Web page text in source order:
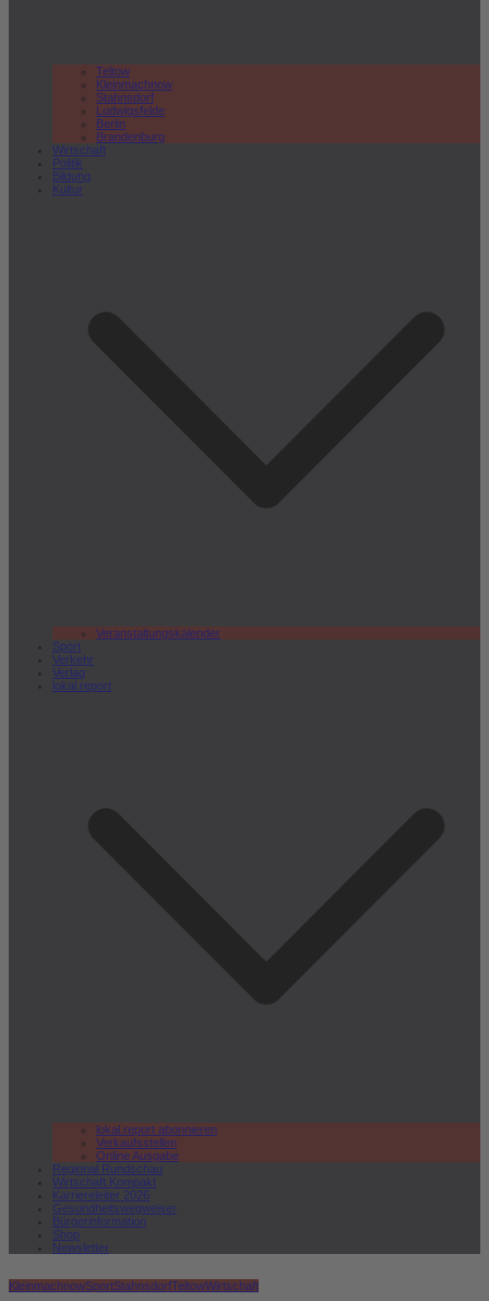
Teltow
Kleinmachnow
Stahnsdorf
Ludwigsfelde
Berlin
Brandenburg
Wirtschaft
Politik
Bildung
Kultur
Veranstaltungskalender
Sport
Verkehr
Verlag
lokal.report
lokal.report abonnieren
Verkaufsstellen
Online Ausgabe
Regional Rundschau
Wirtschaft.Kompakt
Karriereleiter 2026
Gesundheitswegweiser
Bürgerinformation
Shop
Newsletter
KleinmachnowSportStahnsdorfTeltowWirtschaft